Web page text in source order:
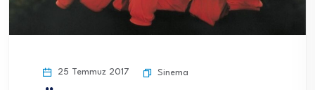
25 Temmuz 2017 Sinema